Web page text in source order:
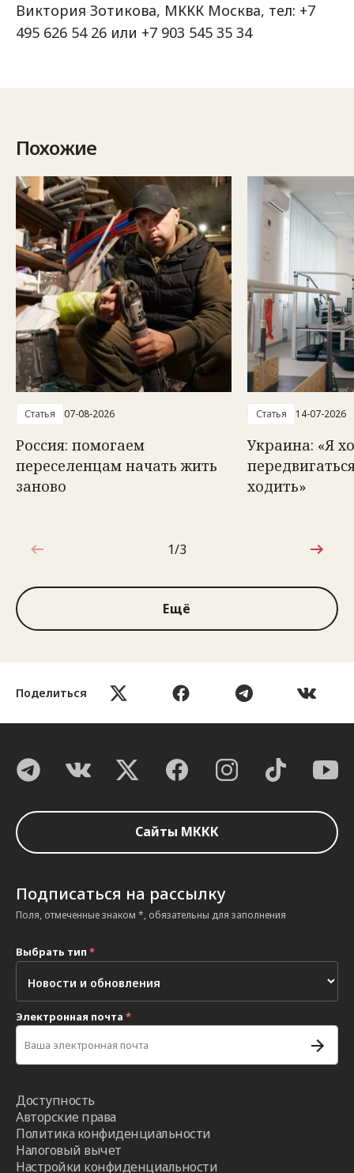
Поделиться
Виктория Зотикова, МККК Москва, тел: +7
495 626 54 26 или +7 903 545 35 34
Похожие
Статья 07-08-2026
Россия: помогаем
переселенцам начать жить
заново
Статья 14-07-2026
Украина: «Я
ходить»
1 из 3
1/3
Ещё
Сайты МККК
Подписаться на рассылку
Поля, отмеченные знаком *, обязательны для заполнения
Выбрать тип *
Электронная почта *
Доступность
Авторские права
Политика конфиденциальности
Налоговый вычет
Настройки конфиденциальности